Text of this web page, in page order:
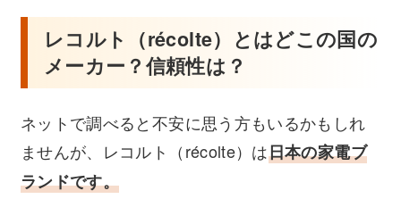
レコルト（récolte）とはどこの国の
メーカー？信頼性は？
ネットで調べると不安に思う方もいるかもしれ
ませんが、レコルト（récolte）は日本の家電ブ
ランドです。